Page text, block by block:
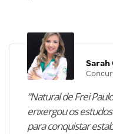
Sarah
“Natural de Frei
enxergou os
para conquistar